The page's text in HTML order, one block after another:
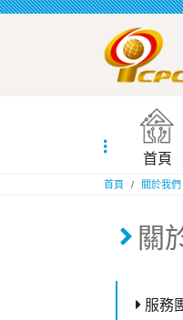
首頁
首頁 關於我們
關
服務